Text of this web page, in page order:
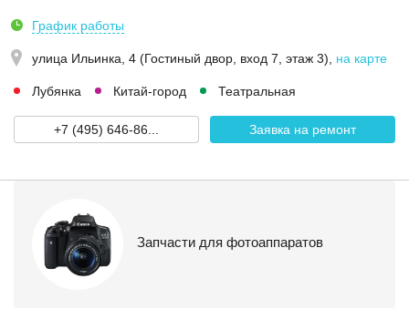
График работы
улица Ильинка, 4 (Гостиный двор, вход 7, этаж 3) на карте
Лубянка Китай-город Театральная
+7 (495) 646-86... Заявка на ремонт
Запчасти для фотоаппаратов